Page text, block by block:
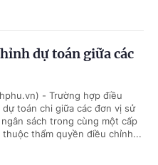
dự toán giữa các
- Trường hợp điều
dự toán chi giữa các đơn vị sử
sách trong cùng một cấp
thuộc thẩm quyền điều chỉnh...